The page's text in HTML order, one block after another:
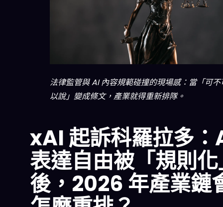
法律監管與 AI 內容規範碰撞的現場感：當「可不
以說」變成條文，產業就得重新排隊。
xAI 起訴科羅拉多：
表達自由被「規則
後，2026 年產業鏈